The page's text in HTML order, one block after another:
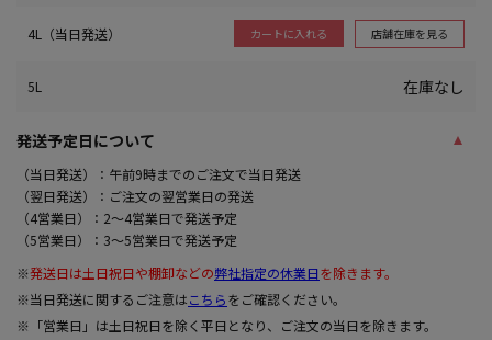
4L（当日発送） カートに入れる 店舗在庫を見る
5L 在庫なし
発送予定日について
（当日発送）：午前9時までのご注文で当日発送
（翌日発送）：ご注文の翌営業日の発送
（4営業日）：2～4営業日で発送予定
（5営業日）：3～5営業日で発送予定
※発送日は土日祝日や棚卸などの弊社指定の休業日を除きます。
※当日発送に関するご注意はこちらをご確認ください。
※「営業日」は土日祝日を除く平日となり、ご注文の当日を除きます。